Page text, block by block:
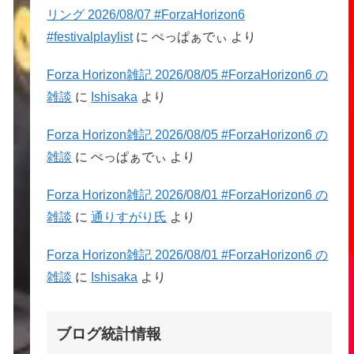
リング 2026/08/07 #ForzaHorizon6
#festivalplaylistにぺっぱぁでぃ より
Forza Horizon雑記 2026/08/05 #ForzaHorizon6 の
雑談 に Ishisaka より
Forza Horizon雑記 2026/08/05 #ForzaHorizon6 の
雑談 にぺっぱぁでぃ より
Forza Horizon雑記 2026/08/01 #ForzaHorizon6 の
雑談 に通りすがり氏 より
Forza Horizon雑記 2026/08/01 #ForzaHorizon6 の
雑談 に Ishisaka より
ブログ統計情報